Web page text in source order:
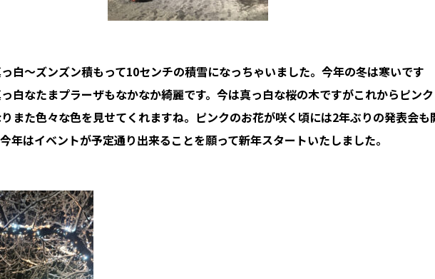
白〜ズンズン積もって10センチの積雪になっちゃいました。今年の冬は寒いです
白なたまプラーザもなかなか綺麗です。今は真っ白な桜の木ですがこれからピンク
また色々な色を見せてくれますね。ピンクのお花が咲く頃には2年ぶりの発表会も
年はイベントが予定通り出来ることを願って新年スタートいたしました。